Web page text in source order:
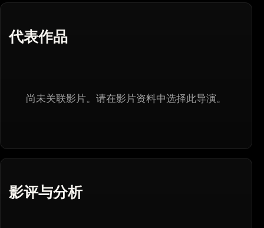
代表作品
尚未关联影片。请在影片资料中选择此导演。
影评与分析